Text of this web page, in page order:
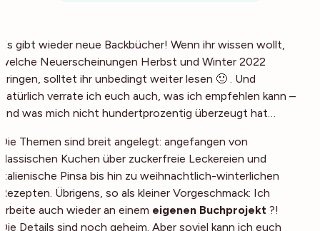
Es gibt wieder neue Backbücher! Wenn ihr wissen wollt,
welche Neuerscheinungen Herbst und Winter 2022
bringen, solltet ihr unbedingt weiter lesen 🙂 . Und
natürlich verrate ich euch auch, was ich empfehlen kann –
und was mich nicht hundertprozentig überzeugt hat…
Die Themen sind breit angelegt: angefangen von
klassischen Kuchen über zuckerfreie Leckereien und
italienische Pinsa bis hin zu weihnachtlich-winterlichen
Rezepten. Übrigens, so als kleiner Vorgeschmack: Ich
arbeite auch wieder an einem eigenen Buchprojekt ?!
Die Details sind noch geheim. Aber soviel kann ich euch